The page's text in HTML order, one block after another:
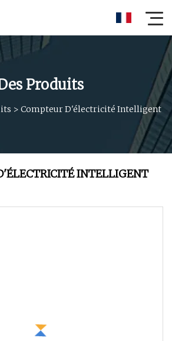
Produits
> Compteur D'électricité Intelligent
INTELLIGENT